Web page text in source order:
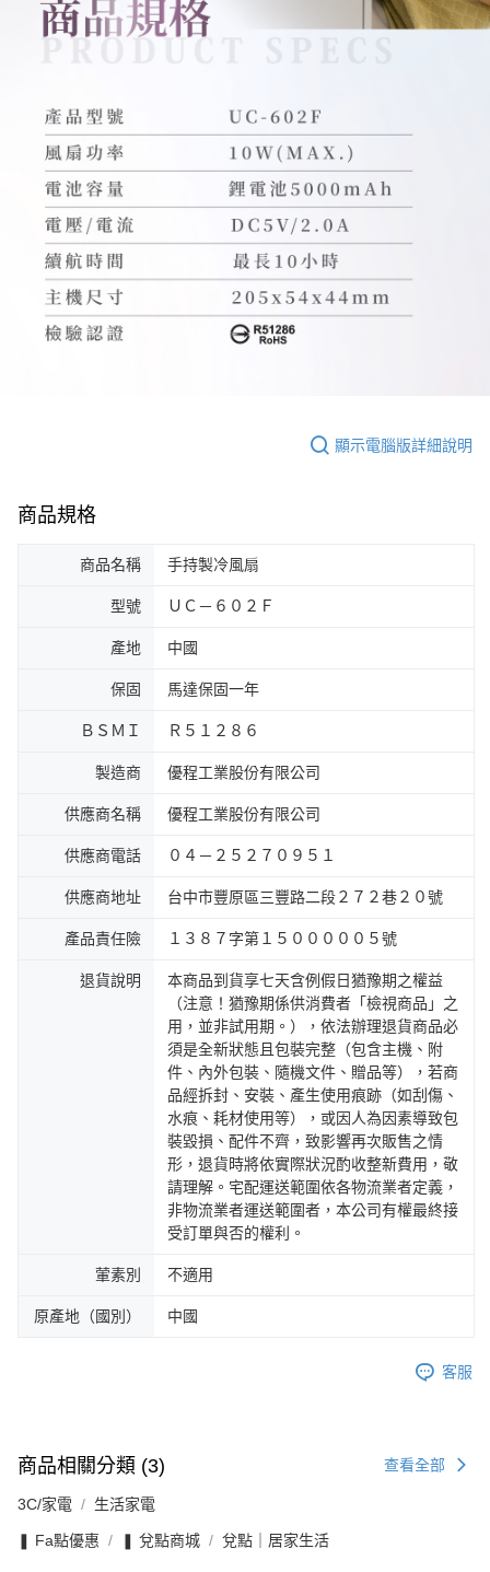
顯示電腦版詳細說明
商品規格
商品名稱 手持製冷風扇
型號 ＵＣ－６０２Ｆ
產地 中國
保固 馬達保固一年
ＢＳＭＩ Ｒ５１２８６
製造商 優程工業股份有限公司
供應商名稱 優程工業股份有限公司
供應商電話 ０４－２５２７０９５１
供應商地址 台中市豐原區三豐路二段２７２巷２０號
產品責任險 １３８７字第１５０００００５號
退貨說明
本商品到貨享七天含例假日猶豫期之權益
（注意！猶豫期係供消費者「檢視商品」之
用，並非試用期。），依法辦理退貨商品必
須是全新狀態且包裝完整（包含主機、附
件、內外包裝、隨機文件、贈品等），若商
品經拆封、安裝、產生使用痕跡（如刮傷、
水痕、耗材使用等），或因人為因素導致包
裝毀損、配件不齊，致影響再次販售之情
形，退貨時將依實際狀況酌收整新費用，敬
請理解。宅配運送範圍依各物流業者定義，
非物流業者運送範圍者，本公司有權最終接
受訂單與否的權利。
葷素別 不適用
原產地（國別） 中國
客服
商品相關分類 (3) 查看全部
3C/家電 生活家電
❚ Fa點優惠 ❚ 兌點商城 兌點｜居家生活